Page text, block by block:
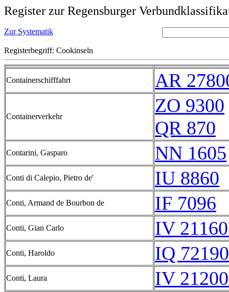
Register zur Regensburger
Zur Systematik
Registerbegriff: Cookinseln
Containerschifffahrt AR
Containerverkehr
ZO 9300
QR 870
Contarini, Gasparo NN 1605
Conti di Calepio, Pietro de' IU 8860
Conti, Armand de Bourbon de IF 7096
Conti, Gian Carlo IV
Conti, Haroldo IQ
Conti, Laura IV